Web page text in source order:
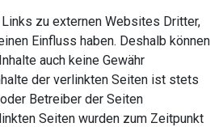
zu externen Websites Dritter,
Einfluss haben. Deshalb können
auch keine Gewähr
der verlinkten Seiten ist stets
Betreiber der Seiten
Seiten wurden zum Zeitpunkt